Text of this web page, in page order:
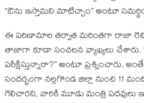
“ఔను ఇస్తామని మాటిచ్చాం” అంటూ
ఈ పరిణామాల తర్వాత మరింతగా రాజా
తాజాగా కూడా సంచలన వ్యాఖ్యలు
పరీక్షిస్తున్నారా?” అంటూ ప్రశ్నించారు.
సందర్భంగా నల్లగొండ జిల్లా నుంచి 11
గెలిచారని, వారికి మూడు మంత్రి పదవులు